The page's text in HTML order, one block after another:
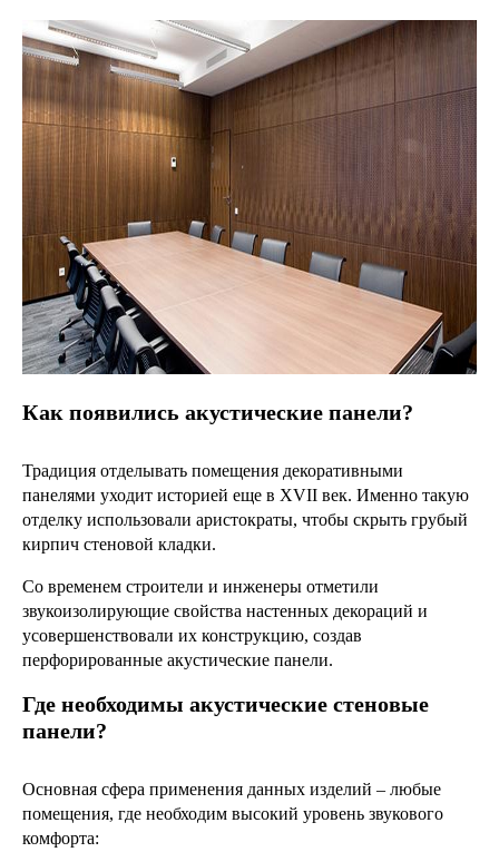
Как появились акустические панели?
Традиция отделывать помещения декоративными
панелями уходит историей еще в XVII век. Именно такую
отделку использовали аристократы, чтобы скрыть грубый
кирпич стеновой кладки.
Со временем строители и инженеры отметили
звукоизолирующие свойства настенных декораций и
усовершенствовали их конструкцию, создав
перфорированные акустические панели.
Где необходимы акустические стеновые
панели?
Основная сфера применения данных изделий – любые
помещения, где необходим высокий уровень звукового
комфорта: